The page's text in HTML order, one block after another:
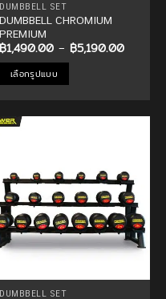
product
page
DUMBBELL SET
DUMBBELL CHROMIUM
PREMIUM
฿1,490.00 – ฿5,190.00Price
เลือกรูปแบบ
The
options
product
DUMBBELL SET